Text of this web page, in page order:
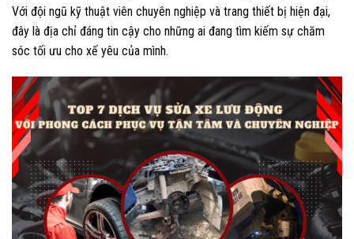
Với đội ngũ kỹ thuật viên chuyên nghiệp và trang thiết bị hiện đại,
đây là địa chỉ đáng tin cậy cho những ai đang tìm kiếm sự chăm
sóc tối ưu cho xế yêu của mình.